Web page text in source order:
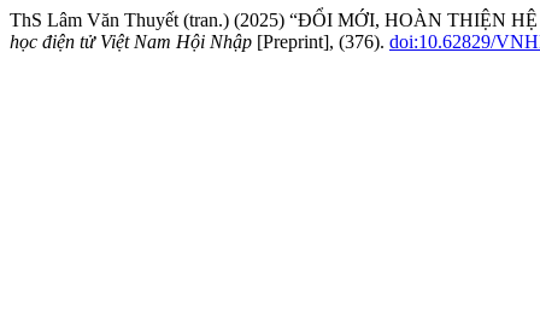
ThS Lâm Văn Thuyết (tran.) (2025) “ĐỔI MỚI, HOÀN THIỆN
học điện tử Việt Nam Hội Nhập [Preprint], (376). doi:10.62829/